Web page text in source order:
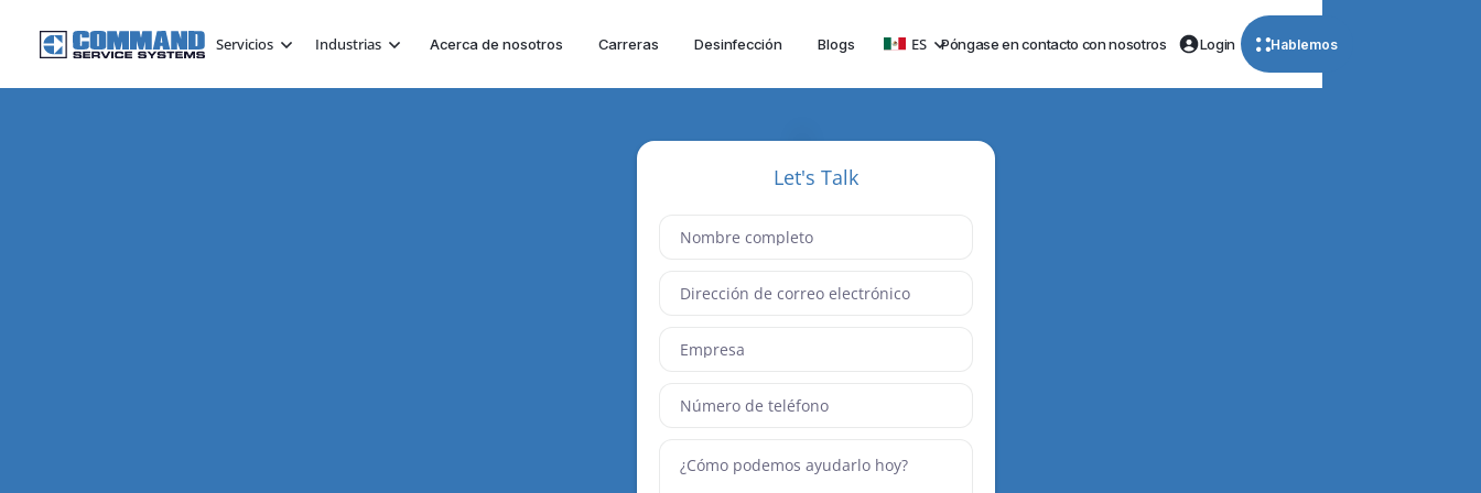
Servicios Industrias Acerca de nosotros Carreras Desinfección Blogs ES Póngase en contacto con nosotros Login Hablemos
Let's Talk